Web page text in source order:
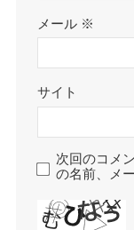
メール ※
サイト
次回のコメ
の名前、メ